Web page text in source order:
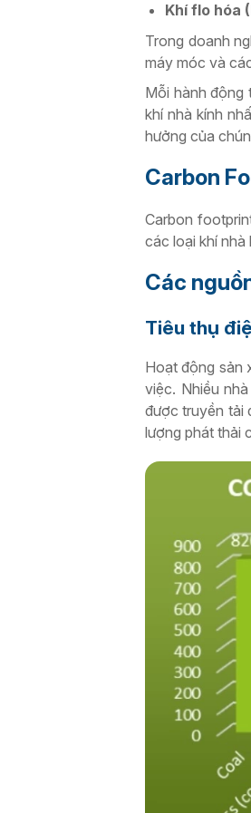
Khí flo hóa
Trong doanh
máy móc và
Mỗi hành động
khí nhà kính
hưởng của
Carbon
Carbon
các loại khí
Các
Tiêu thụ
Hoạt động sản
việc. Nhiều
được truyền tải
lượng phát thải